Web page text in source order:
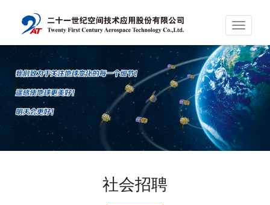
Toggle
社会招聘